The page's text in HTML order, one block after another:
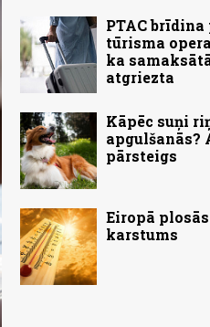
PTAC
tūrisma
ka
atgriezta
Kāpēc suņi
apgulšanās?
pārsteigs
Eiropā
karstums